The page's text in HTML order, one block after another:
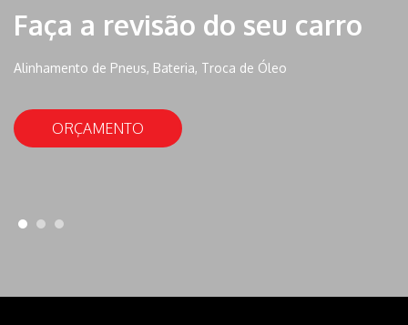
Pesados
Assistência móvel 24h, Acompanhamento personalizado,